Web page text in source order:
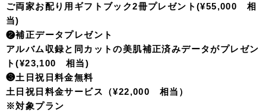
ご両家お配り用ギフトブック2冊プレゼント(¥55,000 相
当)
❷補正データプレゼント
アルバム収録と同カットの美肌補正済みデータがプレゼン
ト(¥23,100 相当)
❸土日祝日料金無料
土日祝日料金サービス（¥22,000 相当）
※対象プラン